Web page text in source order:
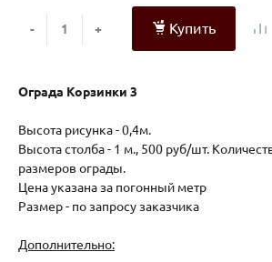
- + Купить
Ограда Корзинки 3
Высота рисунка - 0,4м.
Высота столба - 1 м., 500 руб/шт.
размеров ограды.
Цена указана за погонный метр
Размер - по запросу заказчика
Дополнительно: